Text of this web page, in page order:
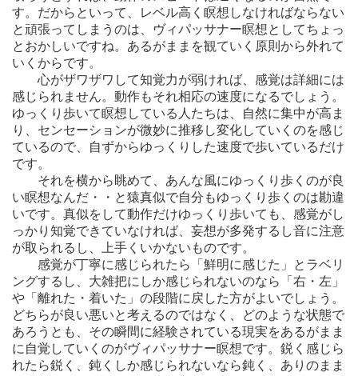
す。だからといって、レベル高く瞑想しなければならない
と頑張ってしまうのは、ヴィパッサナー瞑想としてちょっ
とおかしいですね。あるがままを観ていく原則から外れて
いくからです。
心がザワザワして知覚力が弱ければ、感覚は詳細には
感じられません。動作もそれ相応の速度になるでしょう。
ゆっくり歩いて瞑想している人たちは、自然に集中が高ま
り、センセーションが微妙に推移し変化していくのを感じ
ているので、自ずからゆっくりした速度で歩いているだけ
です。
それを横から眺めて、あんな風にゆっくり歩くのが良
い瞑想なんだ・・と猿真似で自分もゆっくり歩くのは勘違
いです。真似をして動作だけゆっくり歩いても、感覚がし
っかり知覚できていなければ、妄想が多発するし音に注意
が取られるし、上手くいかないものです。
感覚が丁寧に感じられたら「鮮明に感じた」とラベリ
ングするし、大雑把にしか感じられないのなら「右・左」
や「離れた・着いた」の段階に戻した方がよいでしょう。
どちらが良い悪いと考えるのではなく、どのような状態で
あろうとも、その瞬間に経験されている現実をあるがまま
に自覚していくのがヴィパッサナー瞑想です。鋭く感じら
れたら鋭く、鈍くしか感じられないなら鈍く、ありのまま